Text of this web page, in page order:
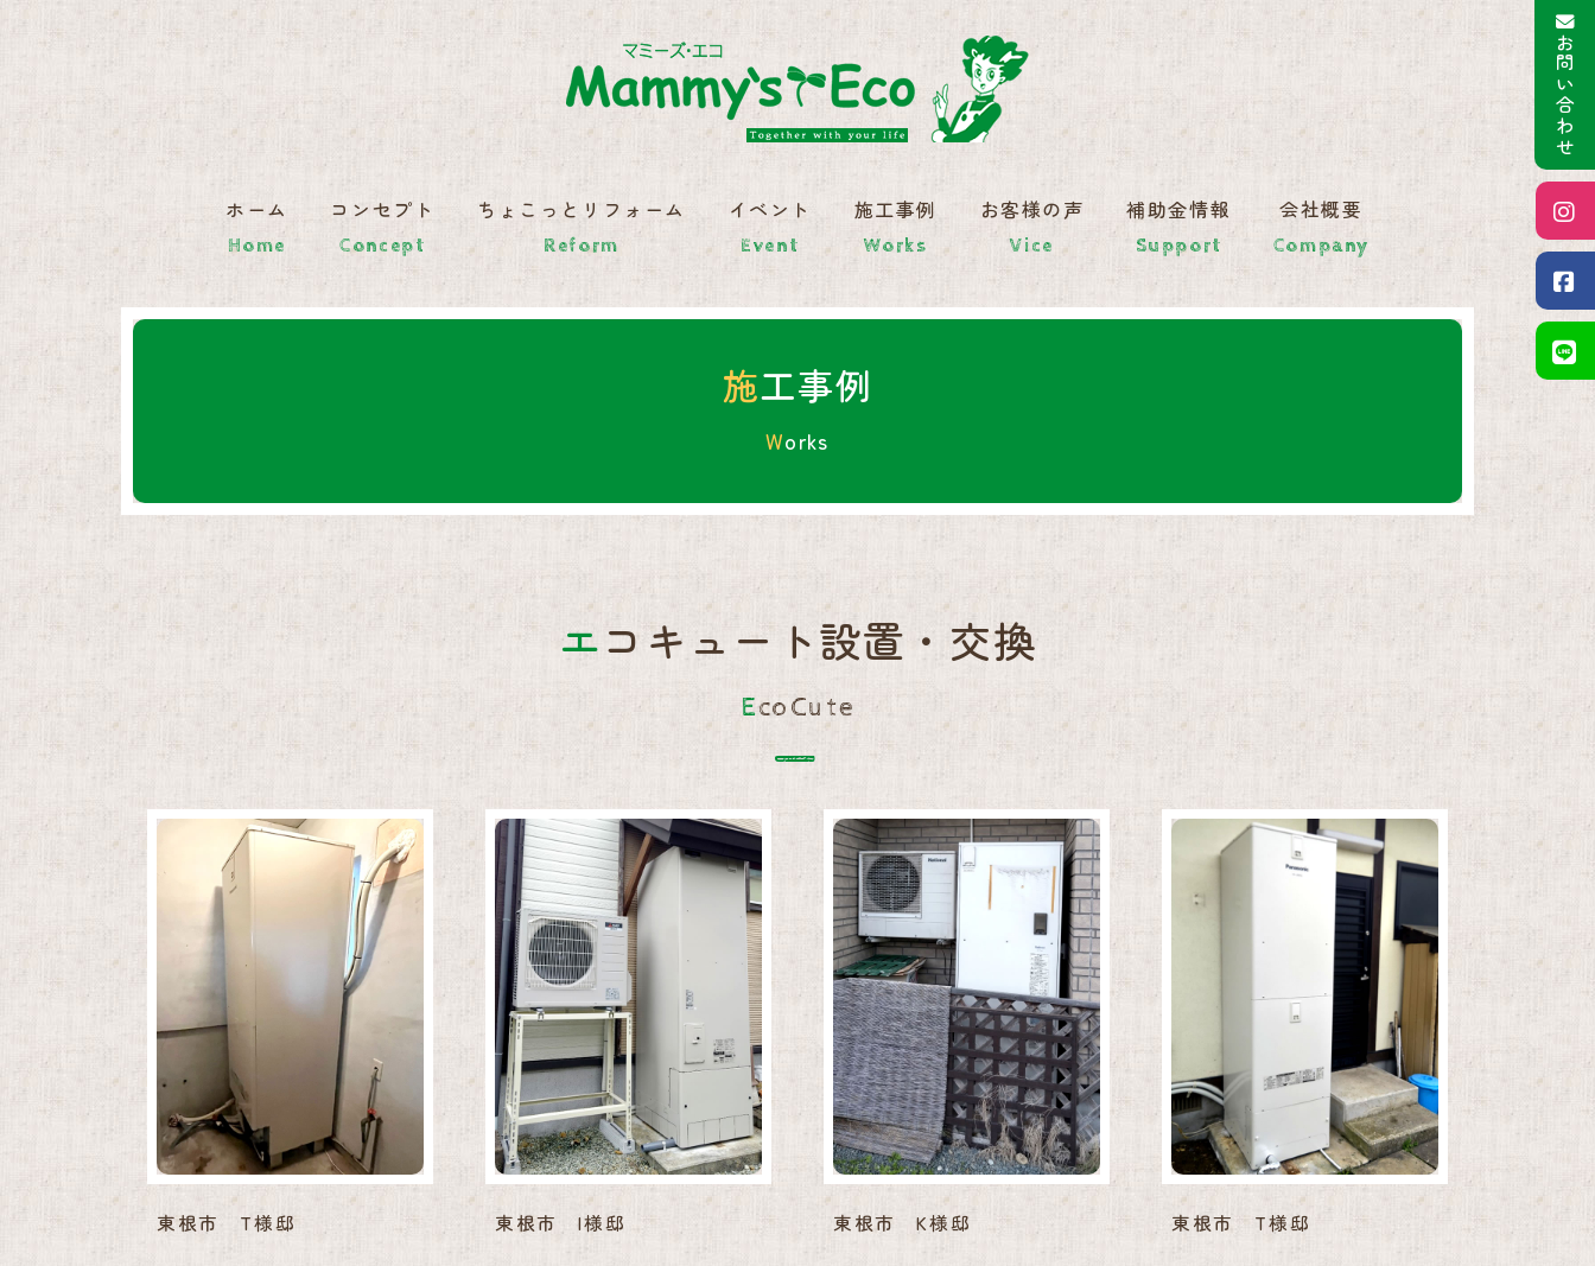
エコキュート設置・交換 施工
ホーム
Home
コンセプト
Concept
ちょこっとリフォーム
Reform
イベント
Event
施工事例
Works
お客様の声
Vice
補助金情報
Support
会社概要
Company
施工事例
Works
エコキュート設置・交換
EcoCute
東根市 T様邸 東根市 I様邸 東根市 K様邸 東根市 T様邸
お問い合わせ